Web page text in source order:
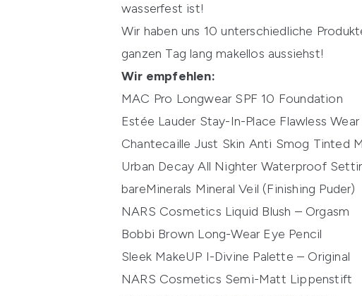
wasserfest ist!
Wir haben uns 10 unterschiedliche
ganzen Tag lang makellos aussiehst!
Wir empfehlen:
MAC Pro Longwear SPF 10 Foundation
Estée Lauder Stay-In-Place Flawless
Chantecaille Just Skin Anti Smog Tinted
Urban Decay All Nighter Waterproof
bareMinerals Mineral Veil (Finishing Puder)
NARS Cosmetics Liquid Blush – Orgasm
Bobbi Brown Long-Wear Eye Pencil
Sleek MakeUP I-Divine Palette – Original
NARS Cosmetics Semi-Matt Lippenstift